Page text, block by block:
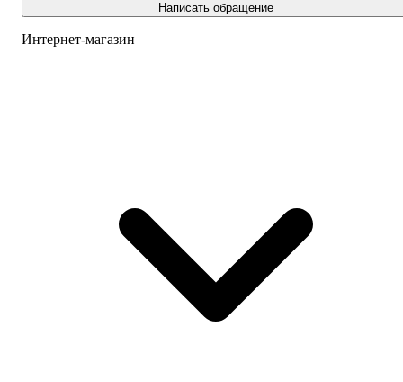
Написать обращение
Интернет-магазин